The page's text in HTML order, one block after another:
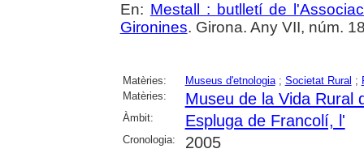
En: Mestall : butlletí de
Gironines. Girona. Any VII, núm.
Matèries: Museus d'etnologia; Societat Rural ;
Matèries:
Museu de la Vida Rural
Àmbit: Espluga de Francolí, l'
Cronologia: 2005